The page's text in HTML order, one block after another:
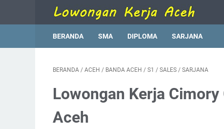
BERANDA SMA DIPLOMA SARJANA
BERANDA / ACEH / BANDA ACEH / S1 / SALES / SARJANA
Lowongan Kerja
Aceh